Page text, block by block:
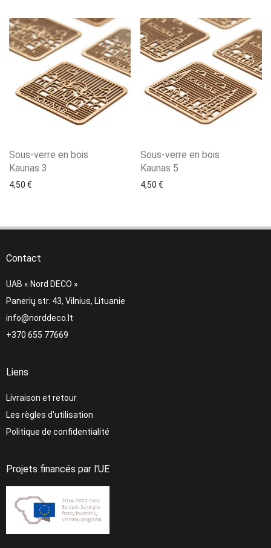
Sous-verre en bois
Kaunas 3
4,50 €
Sous-verre en bois
Kaunas 5
4,50 €
Contact
UAB « Nord DECO »
Panerių str. 43, Vilnius, Lituanie
info@norddeco.lt
+370 655 77669
Liens
Livraison et retour
Les règles d'utilisation
Politique de confidentialité
Projets financés par l'UE